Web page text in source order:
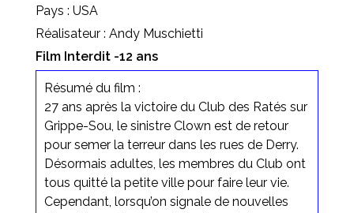
Pays : USA
Réalisateur : Andy Muschietti
Film Interdit -12 ans
Résumé du film :
27 ans après la victoire du Club des Ratés sur
Grippe-Sou, le sinistre Clown est de retour
pour semer la terreur dans les rues de Derry.
Désormais adultes, les membres du Club ont
tous quitté la petite ville pour faire leur vie.
Cependant, lorsqu’on signale de nouvelles